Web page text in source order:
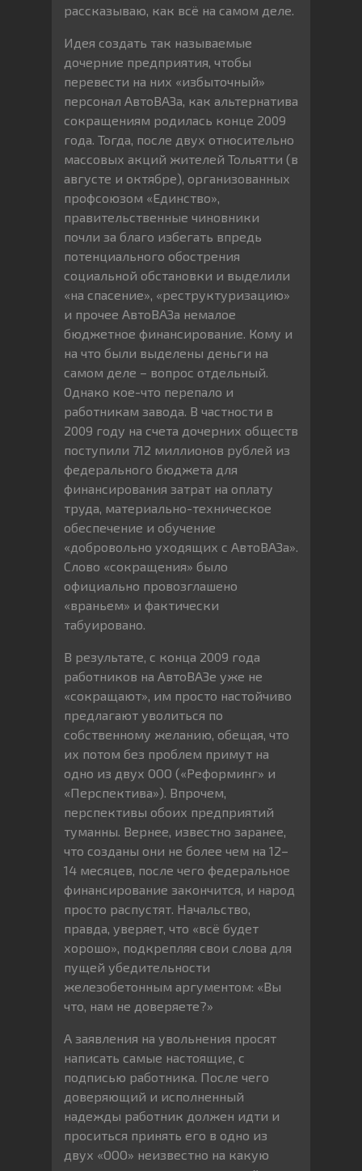
рассказываю, как всё на самом деле.
Идея создать так называемые
дочерние предприятия, чтобы
перевести на них «избыточный»
персонал АвтоВАЗа, как альтернатива
сокращениям родилась конце 2009
года. Тогда, после двух относительно
массовых акций жителей Тольятти (в
августе и октябре), организованных
профсоюзом «Единство»,
правительственные чиновники
почли за благо избегать впредь
потенциального обострения
социальной обстановки и выделили
«на спасение», «реструктуризацию»
и прочее АвтоВАЗа немалое
бюджетное финансирование. Кому и
на что были выделены деньги на
самом деле – вопрос отдельный.
Однако кое-что перепало и
работникам завода. В частности в
2009 году на счета дочерних обществ
поступили 712 миллионов рублей из
федерального бюджета для
финансирования затрат на оплату
труда, материально-техническое
обеспечение и обучение
«добровольно уходящих с АвтоВАЗа».
Слово «сокращения» было
официально провозглашено
«враньем» и фактически
табуировано.
В результате, с конца 2009 года
работников на АвтоВАЗе уже не
«сокращают», им просто настойчиво
предлагают уволиться по
собственному желанию, обещая, что
их потом без проблем примут на
одно из двух ООО («Реформинг» и
«Перспектива»). Впрочем,
перспективы обоих предприятий
туманны. Вернее, известно заранее,
что созданы они не более чем на 12–
14 месяцев, после чего федеральное
финансирование закончится, и народ
просто распустят. Начальство,
правда, уверяет, что «всё будет
хорошо», подкрепляя свои слова для
пущей убедительности
железобетонным аргументом: «Вы
что, нам не доверяете?»
А заявления на увольнения просят
написать самые настоящие, с
подписью работника. После чего
доверяющий и исполненный
надежды работник должен идти и
проситься принять его в одно из
двух «ООО» неизвестно на какую